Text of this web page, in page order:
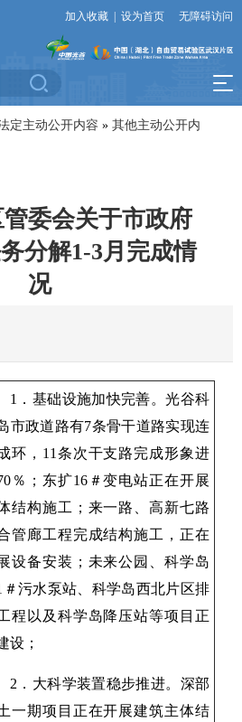
加入收藏 设为首页 无障碍访问
定主动公开内容 » 其他主动公开内
委会关于市政府
分解1-3月完成情
况
1．基础设施加快完善。光谷科
市政道路有7条骨干道路实现连
环，11条次干支路完成形象进
％；东扩16＃变电站正在开展
结构施工；来一路、高新七路
管廊工程完成结构施工，正在
设备安装；未来公园、科学岛
＃污水泵站、科学岛西北片区排
程以及科学岛降压站等项目正
设；
2．大科学装置稳步推进。深部
一期项目正在开展建筑主体结